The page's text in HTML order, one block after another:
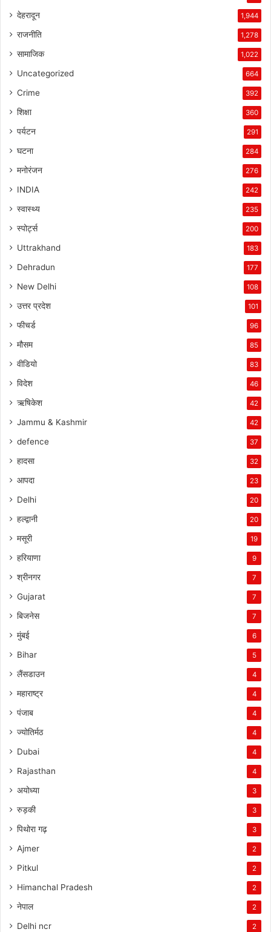
देहरादून 1,944
राजनीति 1,278
सामाजिक 1,022
Uncategorized 664
Crime 392
शिक्षा 360
पर्यटन 291
घटना 284
मनोरंजन 276
INDIA 242
स्वास्थ्य 235
स्पोर्ट्स 200
Uttrakhand 183
Dehradun 177
New Delhi 108
उत्तर प्रदेश 101
फीचर्ड 96
मौसम 85
वीडियो 83
विदेश 46
ऋषिकेश 42
Jammu & Kashmir 42
defence 37
हादसा 32
आपदा 23
Delhi 20
हल्द्वानी 20
मसूरी 19
हरियाणा 9
श्रीनगर 7
Gujarat 7
बिजनेस 7
मुंबई 6
Bihar 5
लैंसडाउन 4
महाराष्ट्र 4
पंजाब 4
ज्योतिर्मठ 4
Dubai 4
Rajasthan 4
अयोध्या 3
रुड़की 3
पिथोरा गढ़ 3
Ajmer 2
Pitkul 2
Himanchal Pradesh 2
नेपाल 2
Delhi ncr 2